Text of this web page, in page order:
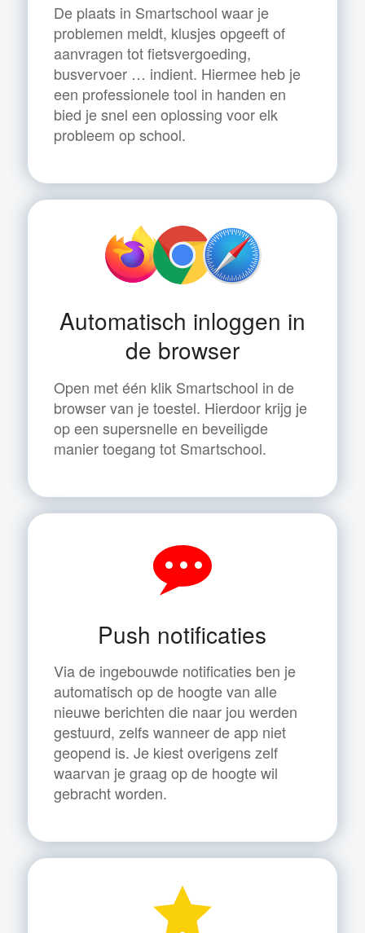
De plaats in Smartschool waar je
problemen meldt, klusjes opgeeft of
aanvragen tot fietsvergoeding,
busvervoer … indient. Hiermee heb je
een professionele tool in handen en
bied je snel een oplossing voor elk
probleem op school.
Automatisch inloggen in
de browser
Open met één klik Smartschool in de
browser van je toestel. Hierdoor krijg je
op een supersnelle en beveiligde
manier toegang tot Smartschool.
Push notificaties
Via de ingebouwde notificaties ben je
automatisch op de hoogte van alle
nieuwe berichten die naar jou werden
gestuurd, zelfs wanneer de app niet
geopend is. Je kiest overigens zelf
waarvan je graag op de hoogte wil
gebracht worden.